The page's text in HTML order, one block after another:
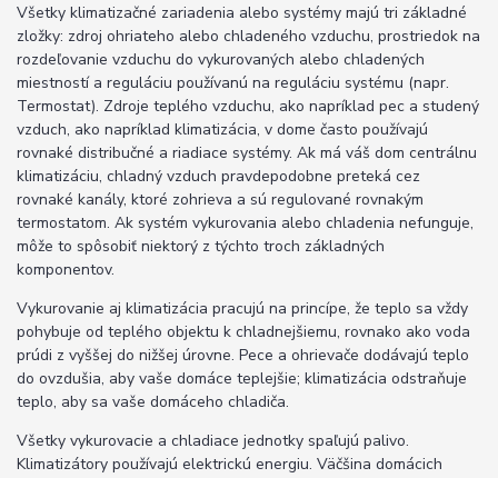
Všetky klimatizačné zariadenia alebo systémy majú tri základné
zložky: zdroj ohriateho alebo chladeného vzduchu, prostriedok na
rozdeľovanie vzduchu do vykurovaných alebo chladených
miestností a reguláciu používanú na reguláciu systému (napr.
Termostat). Zdroje teplého vzduchu, ako napríklad pec a studený
vzduch, ako napríklad klimatizácia, v dome často používajú
rovnaké distribučné a riadiace systémy. Ak má váš dom centrálnu
klimatizáciu, chladný vzduch pravdepodobne preteká cez
rovnaké kanály, ktoré zohrieva a sú regulované rovnakým
termostatom. Ak systém vykurovania alebo chladenia nefunguje,
môže to spôsobiť niektorý z týchto troch základných
komponentov.
Vykurovanie aj klimatizácia pracujú na princípe, že teplo sa vždy
pohybuje od teplého objektu k chladnejšiemu, rovnako ako voda
prúdi z vyššej do nižšej úrovne. Pece a ohrievače dodávajú teplo
do ovzdušia, aby vaše domáce teplejšie; klimatizácia odstraňuje
teplo, aby sa vaše domáceho chladiča.
Všetky vykurovacie a chladiace jednotky spaľujú palivo.
Klimatizátory používajú elektrickú energiu. Väčšina domácich